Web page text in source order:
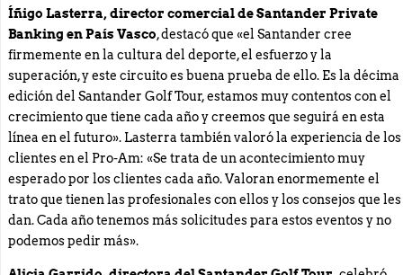
Íñigo Lasterra, director comercial de Santander Private
Banking en País Vasco, destacó que «el Santander cree
firmemente en la cultura del deporte, el esfuerzo y la
superación, y este circuito es buena prueba de ello. Es la décima
edición del Santander Golf Tour, estamos muy contentos con el
crecimiento que tiene cada año y creemos que seguirá en esta
línea en el futuro». Lasterra también valoró la experiencia de los
clientes en el Pro-Am: «Se trata de un acontecimiento muy
esperado por los clientes cada año. Valoran enormemente el
trato que tienen las profesionales con ellos y los consejos que les
dan. Cada año tenemos más solicitudes para estos eventos y no
podemos pedir más».